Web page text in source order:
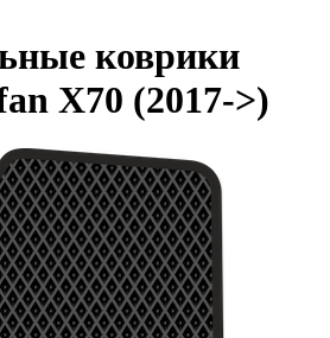
коврики
X70 (2017->)